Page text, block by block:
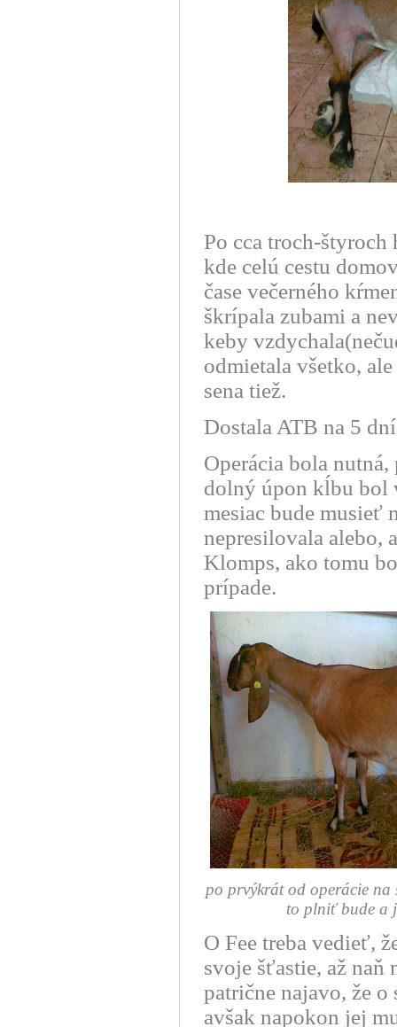
Po cca troch-
kde celú cestu
čase večerného
škrípala zubami a
keby
odmietala všetko,
sena tiež.
Dostala ATB na 5
Operácia bola
dolný úpon kĺbu bol
mesiac bude musieť
nepresilovala alebo,
Klomps, ako tomu
prípade.
po prvýkrát od
to plniť bude a
O Fee treba vedieť,
svoje šťastie, až
patrične najavo, že
avšak napokon jej